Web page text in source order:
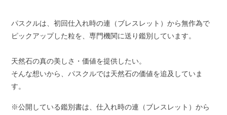
パスクルは、初回仕入れ時の連（ブレスレット）から無作為で
ピックアップした粒を、専門機関に送り鑑別しています。
天然石の真の美しさ・価値を提供したい。
そんな想いから、パスクルでは天然石の価値を追及していま
す。
※公開している鑑別書は、仕入れ時の連（ブレスレット）から